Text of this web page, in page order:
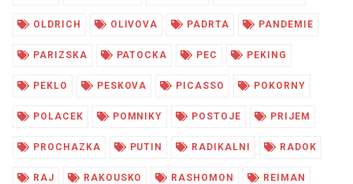
OLDRICH OLIVOVA PADRTA PANDEMIE
PARIZSKA PATOCKA PEC PEKING
PEKLO PESKOVA PICASSO POKORNY
POLACEK POMNIKY POSTOJE PRIJEM
PROCHAZKA PUTIN RADIKALNI RADOK
RAJ RAKOUSKO RASHOMON REIMAN